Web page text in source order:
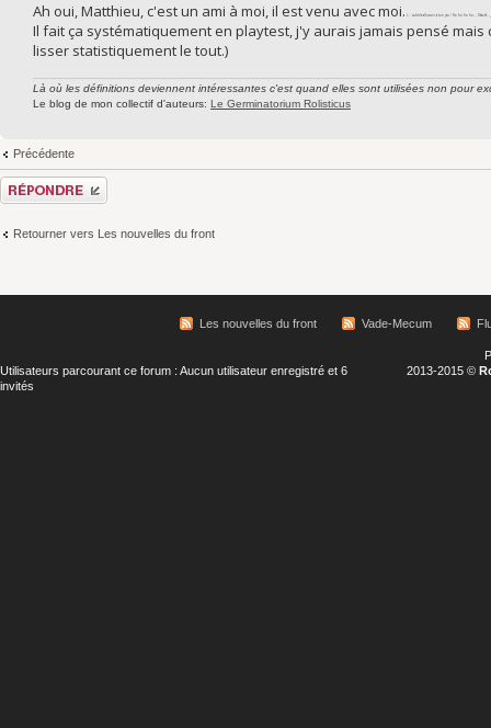
Ah oui, Matthieu, c'est un ami à moi, il est venu avec moi. (← subtile allusion à ton jeu ! Ho ho ho ho... Désolé. -
Il fait ça systématiquement en playtest, j'y aurais jamais pensé
lisser statistiquement le tout.)
Là où les définitions deviennent intéressantes c'est quand elles sont utilisées non pour
Le blog de mon collectif d'auteurs: Le Germinatorium Rolisticus
Précédente
Répondre
Retourner vers Les nouvelles du front
Les nouvelles du front Vade-Mecum
Utilisateurs parcourant ce forum : Aucun utilisateur enregistré et 6
invités
2013-2015 ©